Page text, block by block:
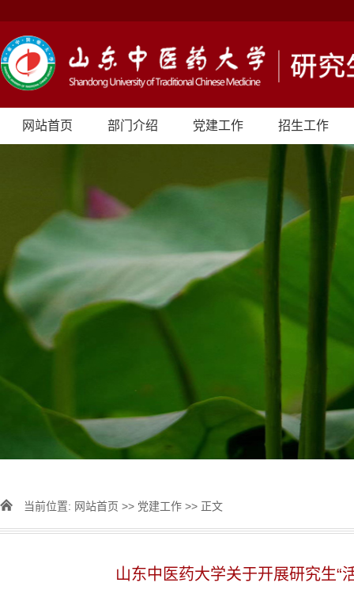
网站首页 部门介绍 党建工作 招生工作
当前位置: 网站首页 >> 党建工作 >> 正文
山东中医药大学关于开展研究生“